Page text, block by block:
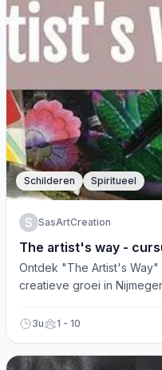
Schilderen Spiritueel
S SasArtCreation
The artist's way -
Ontdek "The Artist's
creatieve groei in
3u 1 - 10